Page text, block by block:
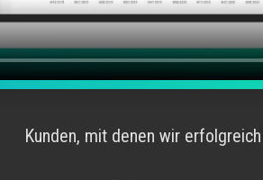
Kunden, mit denen wir